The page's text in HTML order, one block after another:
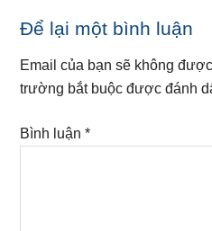
Reader
Interactions
Để lại một bình luận
Email của bạn sẽ không
trường bắt buộc được đánh
Bình luận*